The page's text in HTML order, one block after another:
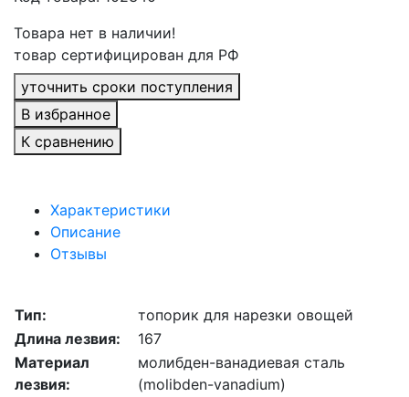
Товара нет в наличии!
товар сертифицирован для РФ
уточнить сроки поступления
В избранное
К сравнению
Характеристики
Описание
Отзывы
Тип:
топорик для нарезки овощей
Длина лезвия:
167
Материал
лезвия:
молибден-ванадиевая сталь
(molibden-vanadium)